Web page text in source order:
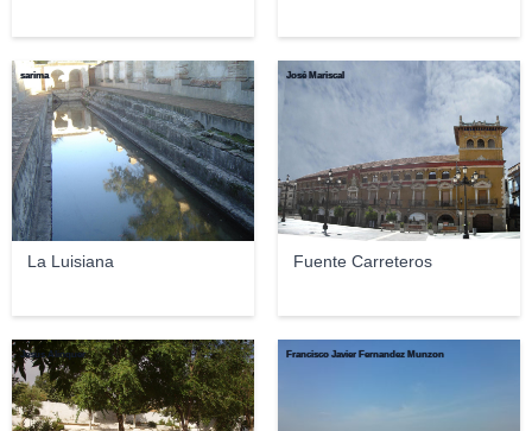
La Luisiana
sarima
Fuente Carreteros
José Mariscal
Jesus Alinquer Francisco Javier Fernandez Munzon